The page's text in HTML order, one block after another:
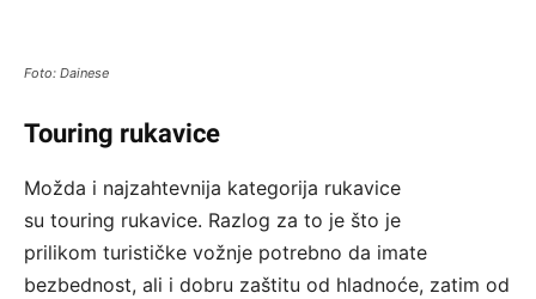
Foto: Dainese
Touring rukavice
Možda i najzahtevnija kategorija rukavice
su touring rukavice. Razlog za to je što je
prilikom turističke vožnje potrebno da imate
bezbednost, ali i dobru zaštitu od hladnoće, zatim od